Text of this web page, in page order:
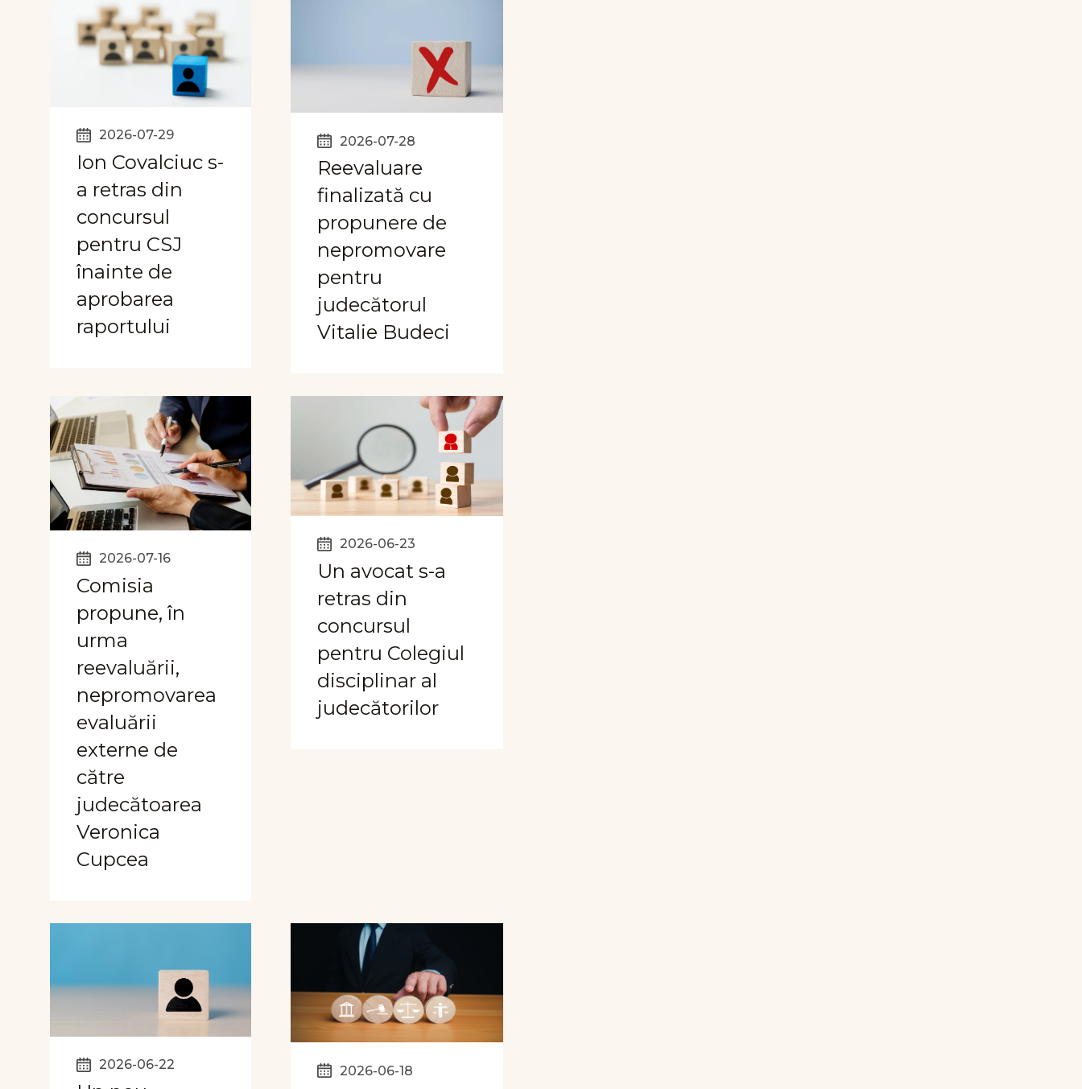
2026-07-29
Ion Covalciuc s-
a retras din
concursul
pentru CSJ
înainte de
aprobarea
raportului
2026-07-28
Reevaluare
finalizată cu
propunere de
nepromovare
pentru
judecătorul
Vitalie Budeci
2026-07-16
Comisia
propune, în
urma
reevaluării,
nepromovarea
evaluării
externe de
către
judecătoarea
Veronica
Cupcea
2026-06-23
Un avocat s-a
retras din
concursul
pentru Colegiul
disciplinar al
judecătorilor
2026-06-22 2026-06-18